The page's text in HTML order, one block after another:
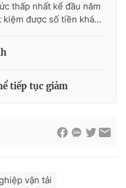
nếu không có sự chấp
thấp nhất kể đầu năm
được số tiền khá...
tiếp tục giảm
vận tải